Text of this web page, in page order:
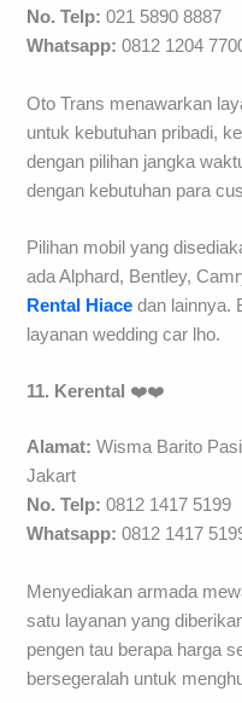
No. Telp: 021 5890 8887
Whatsapp: 0812 1204
Oto Trans menawarkan
untuk kebutuhan pribadi,
dengan pilihan jangka
dengan kebutuhan para
Pilihan mobil yang
ada Alphard, Bentley,
Rental Hiace dan lainnya.
layanan wedding car lho.
11. Kerental ❤️❤️
Alamat: Wisma Barito
Jakart
No. Telp: 0812 1417 5199
Whatsapp:0812 1417
Menyediakan armada
satu layanan yang
pengen tau berapa harga
bersegeralah untuk